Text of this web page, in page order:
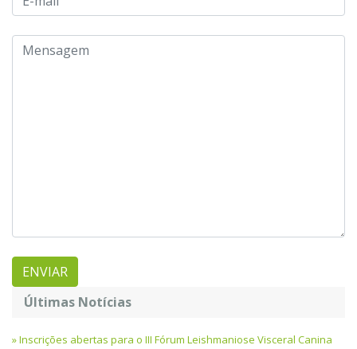
Últimas Notícias
Inscrições abertas para o III Fórum Leishmaniose Visceral Canina